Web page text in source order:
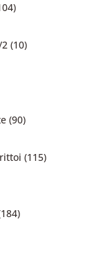
(10)
(90)
(115)